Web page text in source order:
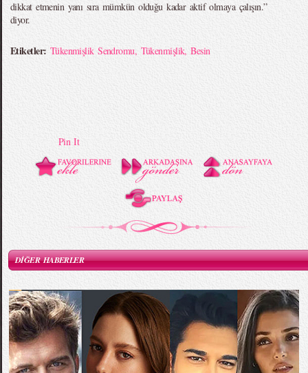
dikkat etmenin yanı sıra mümkün olduğu kadar aktif olmaya çalışın.”
diyor.
Etiketler: Tükenmişlik Sendromu, Tükenmişlik,Besin
Pin It
DİĞER HABERLER